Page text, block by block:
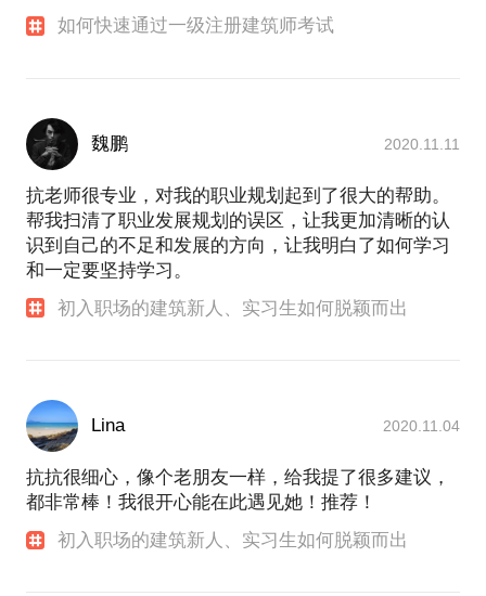
如何快速通过一级注册建筑师考试
魏鹏 2020.11.11
抗老师很专业，对我的职业规划起到了很大的帮助。
帮我扫清了职业发展规划的误区，让我更加清晰的认
识到自己的不足和发展的方向，让我明白了如何学习
和一定要坚持学习。
初入职场的建筑新人、实习生如何脱颖而出
Lina 2020.11.04
抗抗很细心，像个老朋友一样，给我提了很多建议，
都非常棒！我很开心能在此遇见她！推荐！
初入职场的建筑新人、实习生如何脱颖而出